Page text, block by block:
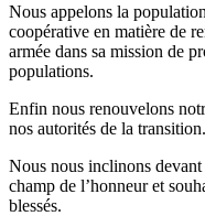
Nous appelons la
coopérative en matière de
armée dans sa mission de
populations.
Enfin nous renouvelons
nos autorités de la transition.
Nous nous inclinons
champ de l’honneur et
blessés.